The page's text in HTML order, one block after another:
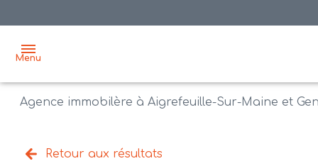
Menu
acheter
biens
Agence immobilère à Aigrefeuille-Sur-Maine et
Retour aux résultats